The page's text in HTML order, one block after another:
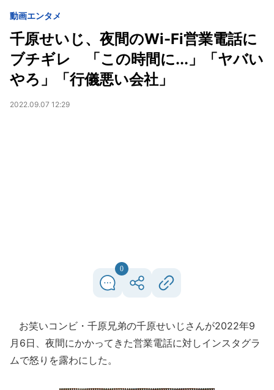
動画エンタメ
千原せいじ、夜間のWi-Fi営業電話に
ブチギレ 「この時間に...」「ヤバい
やろ」「行儀悪い会社」
2022.09.07 12:29
0
お笑いコンビ・千原兄弟の千原せいじさんが2022年9
月6日、夜間にかかってきた営業電話に対しインスタグラ
ムで怒りを露わにした。